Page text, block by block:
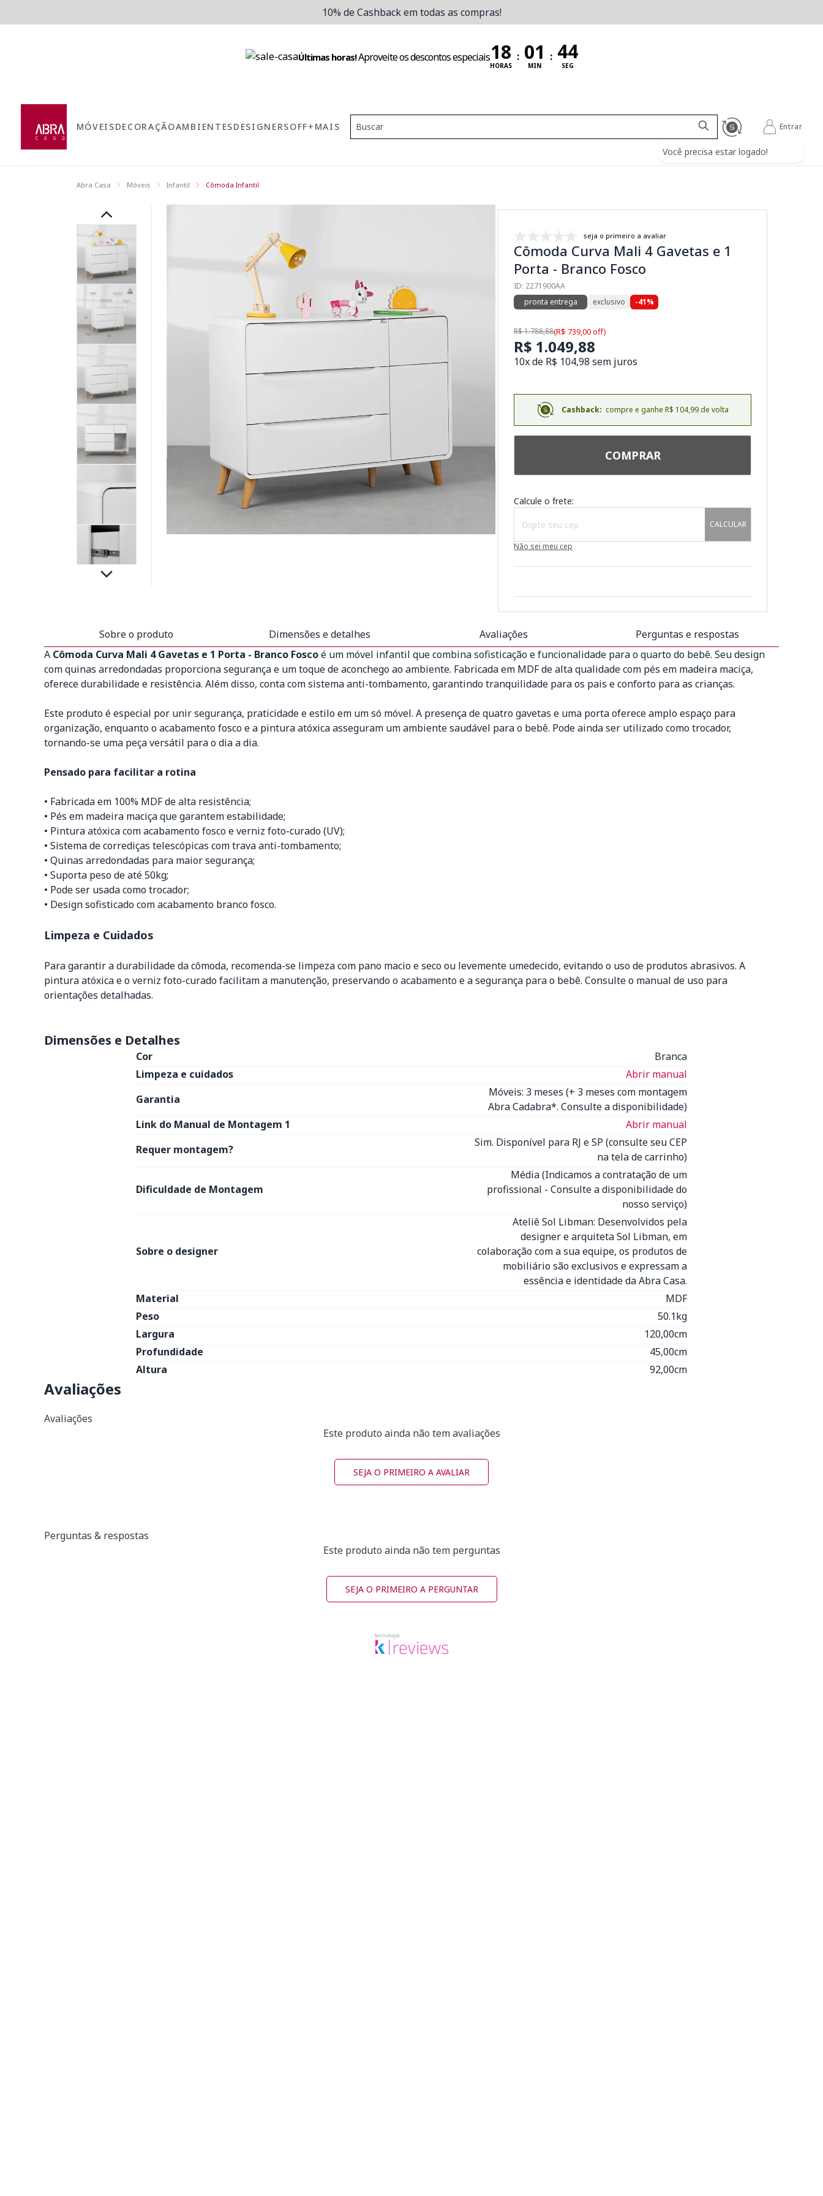
10% de Cashback em todas as compras!
Últimas horas!Aproveite os descontos especiais
HORAS
:
MIN
:
SEG
MÓVEISDECORAÇÃOAMBIENTESDESIGNERSOFF+MAIS
Você precisa estar logado!
Entrar
Abra Casa Móveis Infantil Cômoda Infantil
seja o primeiro a avaliar
Cômoda Curva Mali 4 Gavetas e 1
Porta - Branco Fosco
ID: 2271900AA
pronta entrega
exclusivo -41%
R$ 1.788,88(R$ 739,00 off)
R$ 1.049,88
10x de R$ 104,98 sem juros
Cashback: compre e ganhe R$ 104,99 de volta
COMPRAR
Calcule o frete:
CALCULAR
Não sei meu cep
Sobre o produto Dimensões e detalhes Avaliações
Perguntas e respostas
A Cômoda Curva Mali 4 Gavetas e 1 Porta - Branco Foscoé um móvel infantil que combina sofisticação e funcionalidade para o quarto do bebê. Seu design
com quinas arredondadas proporciona segurança e um toque de aconchego ao ambiente. Fabricada em MDF de alta qualidade com pés em madeira maciça,
oferece durabilidade e resistência. Além disso, conta com sistema anti-tombamento, garantindo tranquilidade para os pais e conforto para as crianças.
Este produto é especial por unir segurança, praticidade e estilo em um só móvel. A presença de quatro gavetas e uma porta oferece amplo espaço para
organização, enquanto o acabamento fosco e a pintura atóxica asseguram um ambiente saudável para o bebê. Pode ainda ser utilizado como trocador,
tornando-se uma peça versátil para o dia a dia.
Pensado para facilitar a rotina
• Fabricada em 100% MDF de alta resistência;
• Pés em madeira maciça que garantem estabilidade;
• Pintura atóxica com acabamento fosco e verniz foto-curado (UV);
• Sistema de corrediças telescópicas com trava anti-tombamento;
• Quinas arredondadas para maior segurança;
• Suporta peso de até 50kg;
• Pode ser usada como trocador;
• Design sofisticado com acabamento branco fosco.
Limpeza e Cuidados
Para garantir a durabilidade da cômoda, recomenda-se limpeza com pano macio e seco ou levemente umedecido, evitando o uso de produtos abrasivos. A
pintura atóxica e o verniz foto-curado facilitam a manutenção, preservando o acabamento e a segurança para o bebê. Consulte o manual de uso para
orientações detalhadas.
Dimensões e Detalhes
Cor
Branca
Limpeza e cuidados
Abrir manual
Garantia
Móveis: 3 meses (+ 3 meses com montagem
Abra Cadabra*. Consulte a disponibilidade)
Link do Manual de Montagem 1
Abrir manual
Requer montagem?
Sim. Disponível para RJ e SP (consulte seu CEP
na tela de carrinho)
Dificuldade de Montagem
Média (Indicamos a contratação de um
profissional - Consulte a disponibilidade do
nosso serviço)
Sobre o designer
Ateliê Sol Libman: Desenvolvidos pela
designer e arquiteta Sol Libman, em
colaboração com a sua equipe, os produtos de
mobiliário são exclusivos e expressam a
essência e identidade da Abra Casa.
Material
MDF
Peso
50.1kg
Largura
120,00cm
Profundidade
45,00cm
Altura
92,00cm
Avaliações
Avaliações
Este produto ainda não tem avaliações
SEJA O PRIMEIRO A AVALIAR
Perguntas & respostas
Este produto ainda não tem perguntas
SEJA O PRIMEIRO A PERGUNTAR